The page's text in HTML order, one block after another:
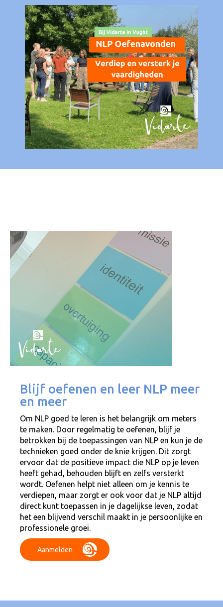
Blijf oefenen en leer NLP meer
en meer
Om NLP goed te leren is het belangrijk om meters
te maken. Door regelmatig te oefenen, blijf je
betrokken bij de toepassingen van NLP en kun je de
technieken goed onder de knie krijgen. Dit zorgt
ervoor dat de positieve impact die NLP op je leven
heeft gehad, behouden blijft en zelfs versterkt
wordt. Oefenen helpt niet alleen om je kennis te
verdiepen, maar zorgt er ook voor dat je NLP altijd
direct kunt toepassen in je dagelijkse leven, zodat
het een blijvend verschil maakt in je persoonlijke en
professionele groei.
Aanmelden